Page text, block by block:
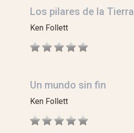
Los pilares de la Tierra
Ken Follett
Un mundo sin fin
Ken Follett